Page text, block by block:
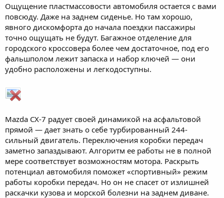
Ощущение пластмассовости автомобиля остается с вами
повсюду. Даже на заднем сиденье. Но там хорошо,
явного дискомфорта до начала поездки пассажиры
точно ощущать не будут. Багажное отделение для
городского кроссовера более чем достаточное, под его
фальшполом лежит запаска и набор ключей — они
удобно расположены и легкодоступны.
Mazda CX-7 радует своей динамикой на асфальтовой
прямой — дает знать о себе турбированный 244-
сильный двигатель. Переключения коробки передач
заметно запаздывают. Алгоритм ее работы не в полной
мере соответствует возможностям мотора. Раскрыть
потенциал автомобиля поможет «спортивный» режим
работы коробки передач. Но он не спасет от излишней
раскачки кузова и морской болезни на заднем диване.